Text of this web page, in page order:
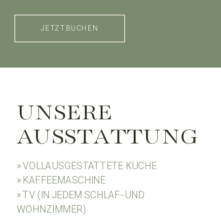
JETZT BUCHEN
UNSERE
AUSSTATTUNG
» VOLLAUSGESTATTETE KÜCHE
» KAFFEEMASCHINE
» TV (IN JEDEM SCHLAF- UND
WOHNZIMMER)